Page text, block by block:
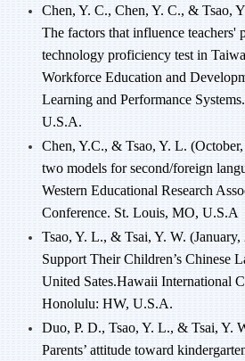
Chen, Y. C., Chen, Y. C., & Tsao,
The factors that influence teachers'
technology proficiency test in
Workforce Education and
Learning and Performance
U.S.A.
Chen, Y.C., & Tsao, Y. L.
two models for second/foreign
Western Educational Research
Conference. St. Louis, MO, U.S.A
Tsao, Y. L., & Tsai, Y. W. (January,
Support Their Children’s Chinese
United Sates.Hawaii International
Honolulu: HW, U.S.A.
Duo, P. D., Tsao, Y. L., & Tsai, Y.
Parents’ attitude toward